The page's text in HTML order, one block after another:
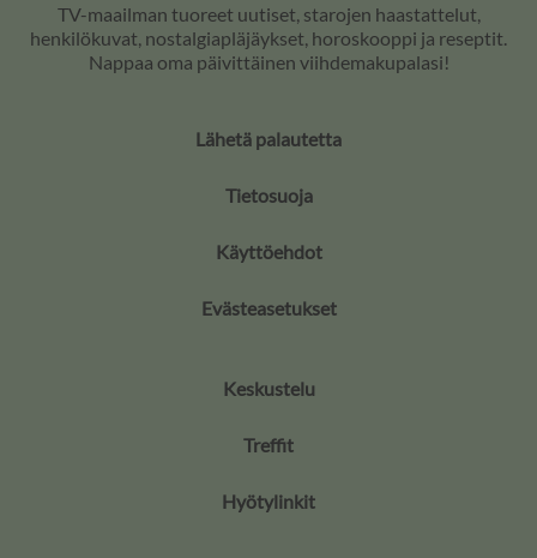
TV-maailman tuoreet uutiset, starojen haastattelut,
henkilökuvat, nostalgiapläjäykset, horoskooppi ja reseptit.
Nappaa oma päivittäinen viihdemakupalasi!
Lähetä palautetta
Tietosuoja
Käyttöehdot
Evästeasetukset
Keskustelu
Treffit
Hyötylinkit